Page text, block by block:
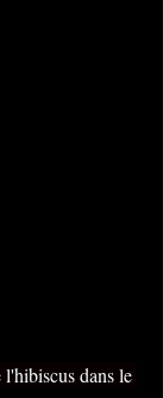
dans le